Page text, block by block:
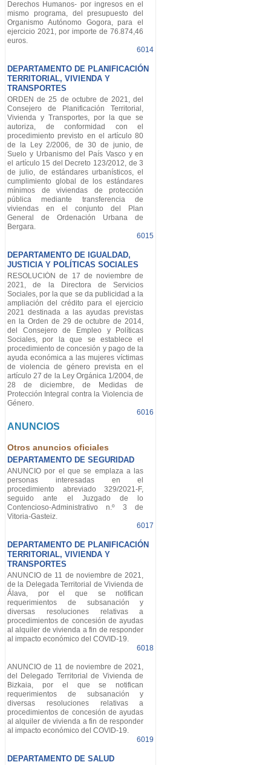
Derechos Humanos- por ingresos en el
mismo programa, del presupuesto del
Organismo Autónomo Gogora, para el
ejercicio 2021, por importe de 76.874,46
euros.
6014
DEPARTAMENTO DE PLANIFICACIÓN
TERRITORIAL, VIVIENDA Y
TRANSPORTES
ORDEN de 25 de octubre de 2021, del
Consejero de Planificación Territorial,
Vivienda y Transportes, por la que se
autoriza, de conformidad con el
procedimiento previsto en el artículo 80
de la Ley 2/2006, de 30 de junio, de
Suelo y Urbanismo del País Vasco y en
el artículo 15 del Decreto 123/2012, de 3
de julio, de estándares urbanísticos, el
cumplimiento global de los estándares
mínimos de viviendas de protección
pública mediante transferencia de
viviendas en el conjunto del Plan
General de Ordenación Urbana de
Bergara.
6015
DEPARTAMENTO DE IGUALDAD,
JUSTICIA Y POLÍTICAS SOCIALES
RESOLUCIÓN de 17 de noviembre de
2021, de la Directora de Servicios
Sociales, por la que se da publicidad a la
ampliación del crédito para el ejercicio
2021 destinada a las ayudas previstas
en la Orden de 29 de octubre de 2014,
del Consejero de Empleo y Políticas
Sociales, por la que se establece el
procedimiento de concesión y pago de la
ayuda económica a las mujeres víctimas
de violencia de género prevista en el
artículo 27 de la Ley Orgánica 1/2004, de
28 de diciembre, de Medidas de
Protección Integral contra la Violencia de
Género.
6016
ANUNCIOS
Otros anuncios oficiales
DEPARTAMENTO DE SEGURIDAD
ANUNCIO por el que se emplaza a las
personas interesadas en el
procedimiento abreviado 329/2021-F,
seguido ante el Juzgado de lo
Contencioso-Administrativo n.º 3 de
Vitoria-Gasteiz.
6017
DEPARTAMENTO DE PLANIFICACIÓN
TERRITORIAL, VIVIENDA Y
TRANSPORTES
ANUNCIO de 11 de noviembre de 2021,
de la Delegada Territorial de Vivienda de
Álava, por el que se notifican
requerimientos de subsanación y
diversas resoluciones relativas a
procedimientos de concesión de ayudas
al alquiler de vivienda a fin de responder
al impacto económico del COVID-19.
6018
ANUNCIO de 11 de noviembre de 2021,
del Delegado Territorial de Vivienda de
Bizkaia, por el que se notifican
requerimientos de subsanación y
diversas resoluciones relativas a
procedimientos de concesión de ayudas
al alquiler de vivienda a fin de responder
al impacto económico del COVID-19.
6019
DEPARTAMENTO DE SALUD